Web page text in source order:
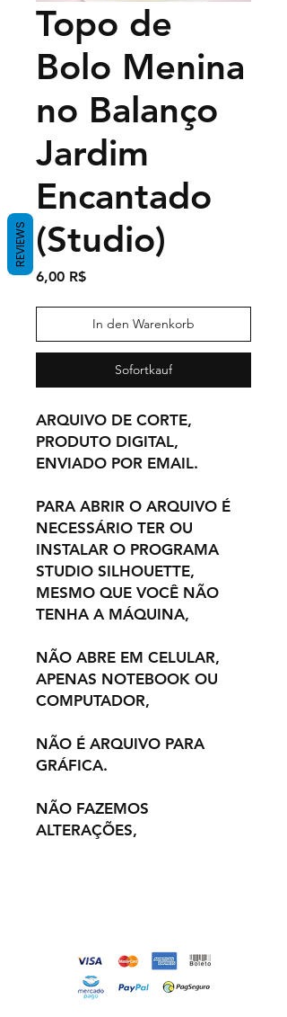
Topo de
Bolo Menina
no Balanço
Jardim
Encantado
(Studio)
6,00 R$Preis
In den Warenkorb
Sofortkauf
ARQUIVO DE CORTE,
PRODUTO DIGITAL,
ENVIADO POR EMAIL.
PARA ABRIR O ARQUIVO É
NECESSÁRIO TER OU
INSTALAR O PROGRAMA
STUDIO SILHOUETTE,
MESMO QUE VOCÊ NÃO
TENHA A MÁQUINA,
NÃO ABRE EM CELULAR,
APENAS NOTEBOOK OU
COMPUTADOR,
NÃO É ARQUIVO PARA
GRÁFICA.
NÃO FAZEMOS
ALTERAÇÕES,
REVIEWS